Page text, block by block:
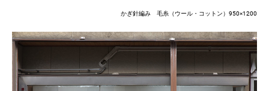
かぎ針編み 毛糸（ウール・コットン）950×1200